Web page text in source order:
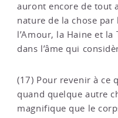
auront encore de tout
nature de la chose
l’Amour, la Haine et la
dans l’âme qui
(17) Pour revenir à ce
quand quelque autre
magnifique que le